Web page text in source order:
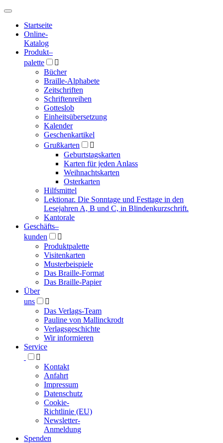
Hauptmenü
Hauptmenü
Startseite
Online-
Katalog
Produkt–
palette

Bücher
Braille-Alphabete
Zeitschriften
Schriftenreihen
Gotteslob
Einheitsübersetzung
Kalender
Geschenkartikel
Grußkarten

Geburtstagskarten
Karten für jeden Anlass
Weihnachtskarten
Osterkarten
Hilfsmittel
Lektionar. Die Sonntage und Festtage in den
Lesejahren A, B und C, in Blindenkurzschrift.
Kantorale
Geschäfts­–
kunden

Produktpalette
Visitenkarten
Musterbeispiele
Das Braille-Format
Das Braille-Papier
Über
uns

Das Verlags-Team
Pauline von Mallinckrodt
Verlagsgeschichte
Wir informieren
Service

Kontakt
Anfahrt
Impressum
Datenschutz
Cookie-
Richtlinie (EU)
Newsletter-
Anmeldung
Spenden